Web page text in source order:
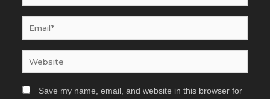
Email*
Website
Save my name, email, and website in this browser for